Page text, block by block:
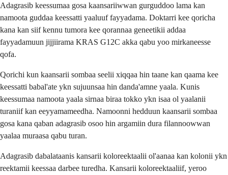
Adagrasib keessumaa gosa kaansariiwwan gurguddoo lama kan
namoota guddaa keessatti yaaluuf fayyadama. Doktarri kee qoricha
kana kan siif kennu tumora kee qorannaa geneetikii addaa
fayyadamuun jijjiirama KRAS G12C akka qabu yoo mirkaneesse
qofa.
Qorichi kun kaansarii sombaa seelii xiqqaa hin taane kan qaama kee
keessatti babal'ate ykn sujuunsaa hin danda'amne yaala. Kunis
keessumaa namoota yaala sirnaa biraa tokko ykn isaa ol yaalanii
turaniif kan eeyyamameedha. Namoonni hedduun kaansarii sombaa
gosa kana qaban adagrasib osoo hin argamiin dura filannoowwan
yaalaa muraasa qabu turan.
Adagrasib dabalataanis kansarii koloreektaalii ol'aanaa kan kolonii ykn
reektamii keessaa darbee turedha. Kansarii koloreektaaliif, yeroo